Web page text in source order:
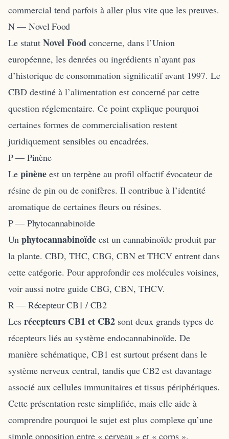
commercial tend parfois à aller plus vite que les preuves.
N — Novel Food
Le statut Novel Food concerne, dans l’Union
européenne, les denrées ou ingrédients n’ayant pas
d’historique de consommation significatif avant 1997. Le
CBD destiné à l’alimentation est concerné par cette
question réglementaire. Ce point explique pourquoi
certaines formes de commercialisation restent
juridiquement sensibles ou encadrées.
P — Pinène
Le pinène est un terpène au profil olfactif évocateur de
résine de pin ou de conifères. Il contribue à l’identité
aromatique de certaines fleurs ou résines.
P — Phytocannabinoïde
Un phytocannabinoïde est un cannabinoïde produit par
la plante. CBD, THC, CBG, CBN et THCV entrent dans
cette catégorie. Pour approfondir ces molécules voisines,
voir aussi notre guide CBG, CBN, THCV.
R — Récepteur CB1 / CB2
Les récepteurs CB1 et CB2 sont deux grands types de
récepteurs liés au système endocannabinoïde. De
manière schématique, CB1 est surtout présent dans le
système nerveux central, tandis que CB2 est davantage
associé aux cellules immunitaires et tissus périphériques.
Cette présentation reste simplifiée, mais elle aide à
comprendre pourquoi le sujet est plus complexe qu’une
simple opposition entre « cerveau » et « corps ».